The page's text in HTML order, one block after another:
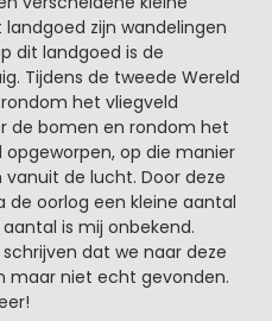
zijn wandelingen
dit landgoed is de
Tijdens de tweede Wereld
het vliegveld
de bomen en rondom het
op die manier
de lucht. Door deze
de oorlog een kleine aantal
is mij onbekend.
dat we naar deze
maar niet echt gevonden.